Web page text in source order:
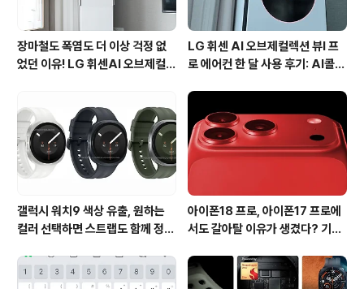
장마철도 폭염도 더 이상 걱정 없
었던 이유! LG 휘센AI 오브제컬렉
LG 휘센 AI 오브제컬렉션 뷰I 프
로 에어컨 한 달 사용 후기: AI콜드
갤럭시 워치9 색상 유출, 원하는
컬러 선택하면 스트랩도 함께 정해
아이폰18 프로, 아이폰17 프로에
서도 갈아탈 이유가 생겼다? 기대